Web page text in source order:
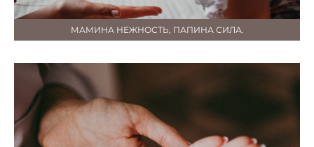
МАМИНА НЕЖНОСТЬ, ПАПИНА СИЛА.